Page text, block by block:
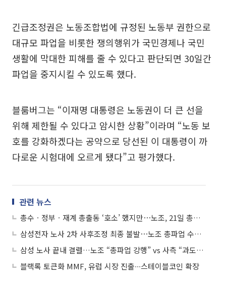
긴급조정권은 노동조합법에 규정된 노동부 권한으로
대규모 파업을 비롯한 쟁의행위가 국민경제나 국민
생활에 막대한 피해를 줄 수 있다고 판단되면 30일간
파업을 중지시킬 수 있도록 했다.
블룸버그는 “이재명 대통령은 노동권이 더 큰 선을
위해 제한될 수 있다고 암시한 상황”이라며 “노동 보
호를 강화하겠다는 공약으로 당선된 이 대통령이 까
다로운 시험대에 오르게 됐다”고 평가했다.
관련 뉴스
총수ㆍ정부ㆍ재계 총출동 ‘호소’ 했지만⋯노조, 21일 총파업 강행 선언
삼성전자 노사 2차 사후조정 최종 불발⋯노조 총파업 수순 돌입
삼성 노사 끝내 결렬…노조 “총파업 강행” vs 사측 “과도한 요구 수용 못해”
블랙록 토큰화 MMF, 유럽 시장 진출∙∙∙스테이블코인 확장